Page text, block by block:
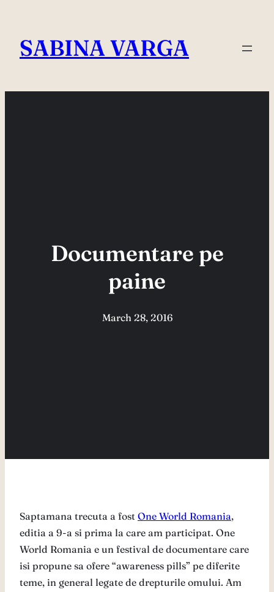
content
SABINA VARGA
Documentare pe
paine
March 28, 2016
Saptamana trecuta a fost One World Romania,
editia a 9-a si prima la care am participat. One
World Romania e un festival de documentare care
isi propune sa ofere “awareness pills” pe diferite
teme, in general legate de drepturile omului. Am